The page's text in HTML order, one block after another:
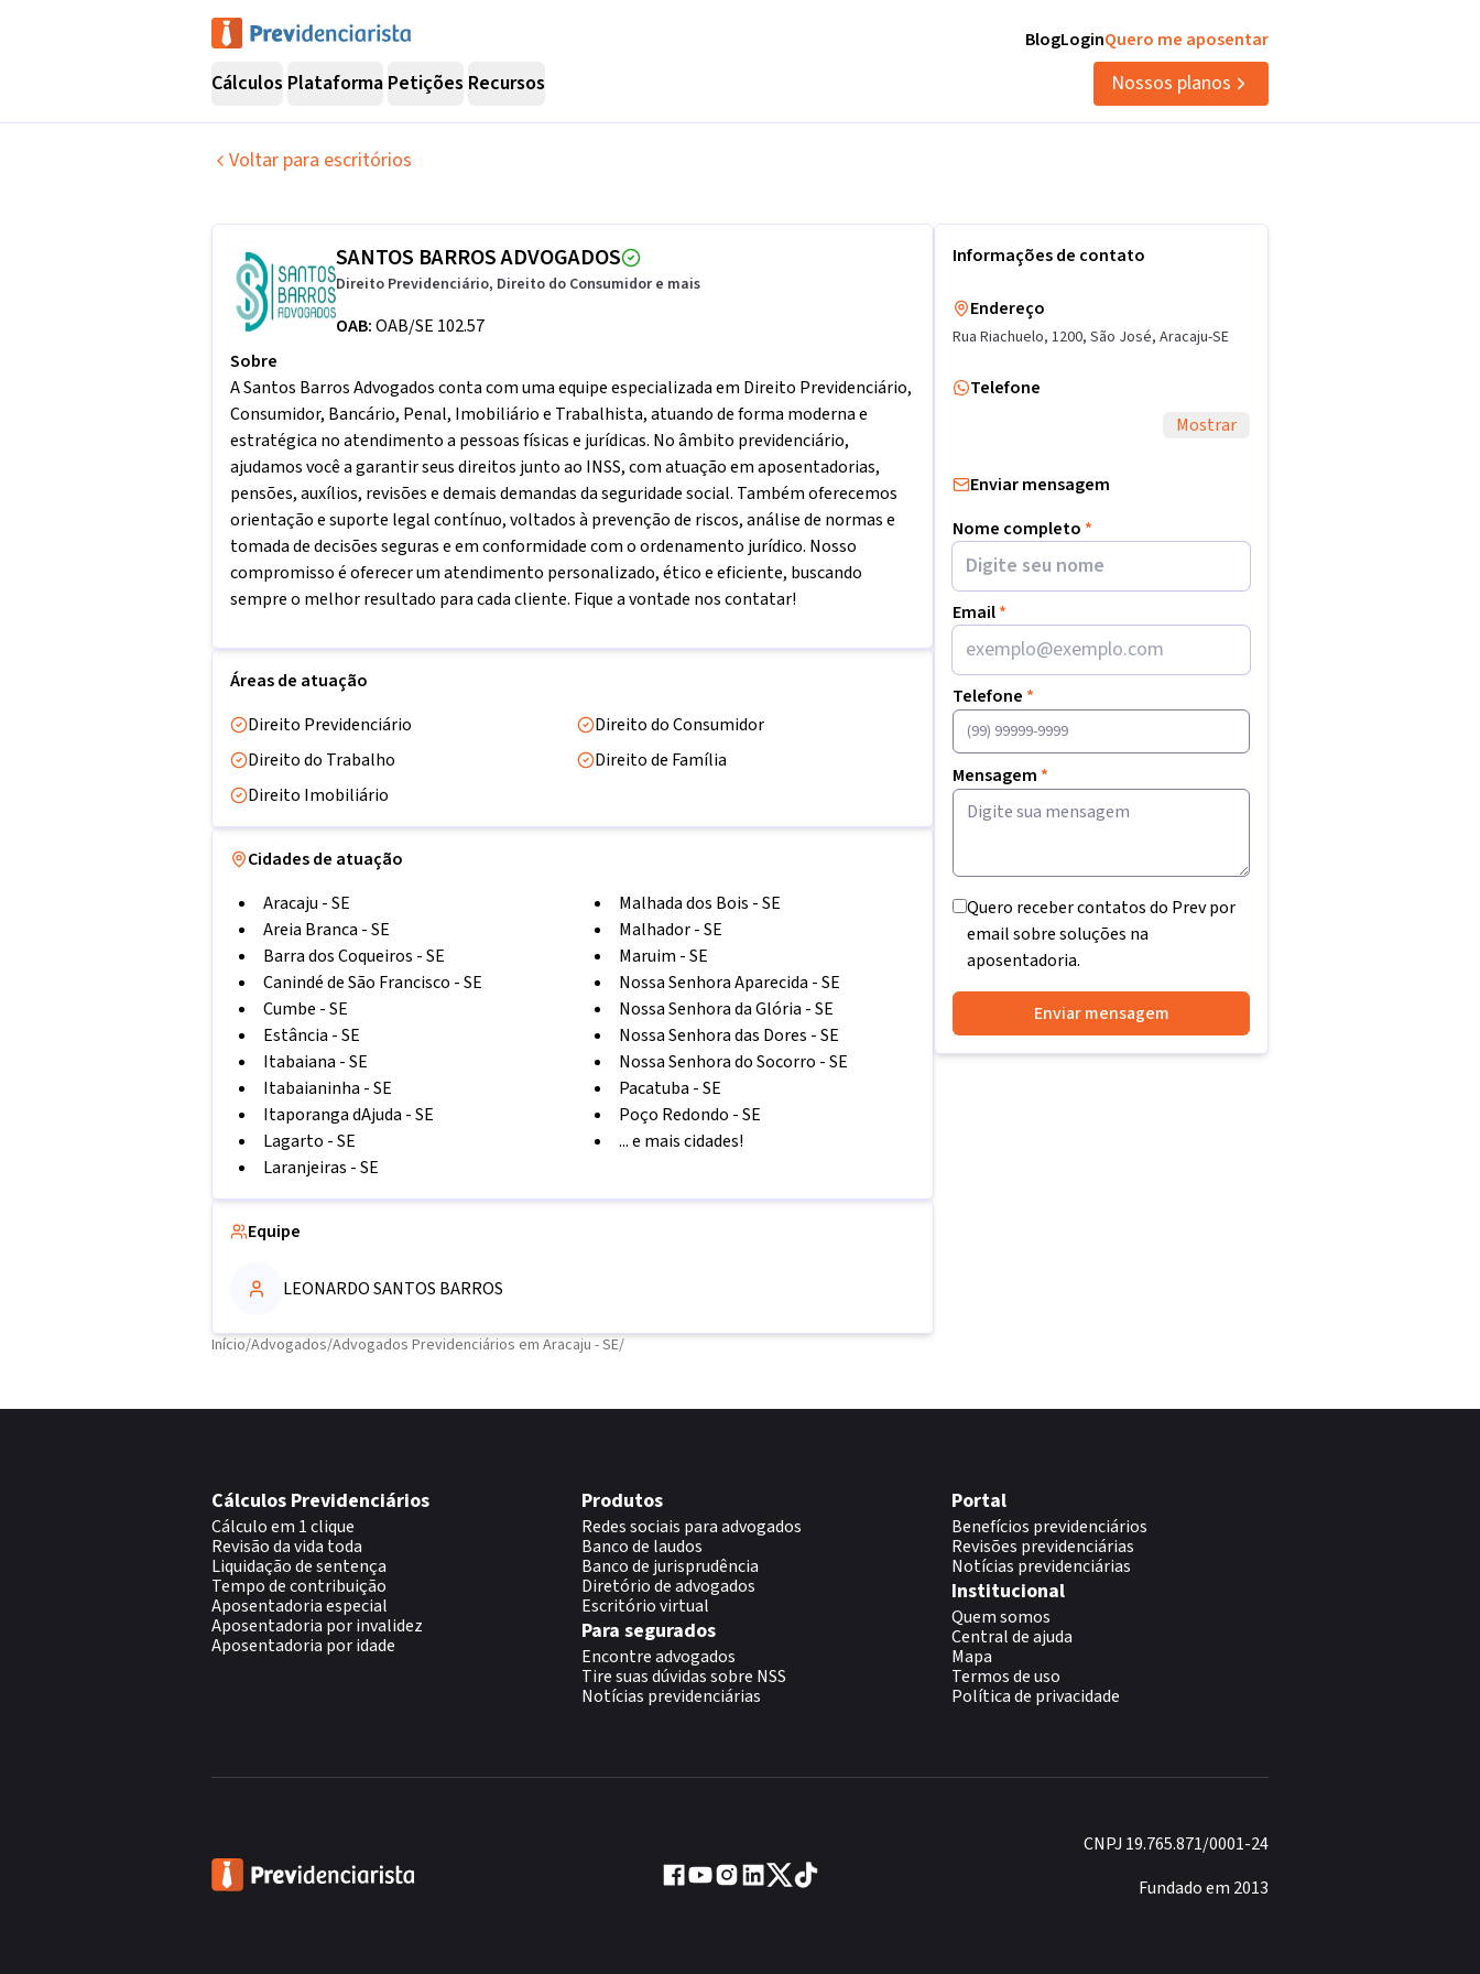
BlogLoginQuero me aposentar
Cálculos Plataforma Petições Recursos Nossos planos
Voltar para escritórios
SANTOS BARROS ADVOGADOS
Direito Previdenciário, Direito do Consumidor e mais
OAB:OAB/SE 102.57
Sobre
A Santos Barros Advogados conta com uma equipe especializada em Direito Previdenciário,
Consumidor, Bancário, Penal, Imobiliário e Trabalhista, atuando de forma moderna e
estratégica no atendimento a pessoas físicas e jurídicas. No âmbito previdenciário,
ajudamos você a garantir seus direitos junto ao INSS, com atuação em aposentadorias,
pensões, auxílios, revisões e demais demandas da seguridade social. Também oferecemos
orientação e suporte legal contínuo, voltados à prevenção de riscos, análise de normas e
tomada de decisões seguras e em conformidade com o ordenamento jurídico. Nosso
compromisso é oferecer um atendimento personalizado, ético e eficiente, buscando
sempre o melhor resultado para cada cliente. Fique a vontade nos contatar!
Áreas de atuação
Direito Previdenciário
Direito do Consumidor
Direito do Trabalho
Direito de Família
Direito Imobiliário
Cidades de atuação
Aracaju -SE
Areia Branca -SE
Barra dos Coqueiros -SE
Canindé de São Francisco -SE
Cumbe -SE
Estância -SE
Itabaiana -SE
Itabaianinha -SE
Itaporanga dAjuda -SE
Lagarto -SE
Laranjeiras -SE
Malhada dos Bois -SE
Malhador-SE
Maruim -SE
Nossa Senhora Aparecida -SE
Nossa Senhora da Glória -SE
Nossa Senhora das Dores -SE
Nossa Senhora do Socorro -SE
Pacatuba -SE
Poço Redondo -SE
... e mais cidades!
Equipe
LEONARDO SANTOS BARROS
Informações de contato
Endereço
Rua Riachuelo, 1200, São José, Aracaju-SE
Telefone
Mostrar
Enviar mensagem
Nome completo *
Email*
Telefone *
Mensagem *
Quero receber contatos do Prev por
email sobre soluções na
aposentadoria.
Enviar mensagem
Início/Advogados/Advogados Previdenciários em Aracaju - SE/
Cálculos Previdenciários
Cálculo em 1 clique
Revisão da vida toda
Liquidação de sentença
Tempo de contribuição
Aposentadoria especial
Aposentadoria por invalidez
Aposentadoria por idade
Produtos
Redes sociais para advogados
Banco de laudos
Banco de jurisprudência
Diretório de advogados
Escritório virtual
Para segurados
Encontre advogados
Tire suas dúvidas sobre NSS
Notícias previdenciárias
Portal
Benefícios previdenciários
Revisões previdenciárias
Notícias previdenciárias
Institucional
Quem somos
Central de ajuda
Mapa
Termos de uso
Política de privacidade
CNPJ 19.765.871/0001-24
Fundado em 2013